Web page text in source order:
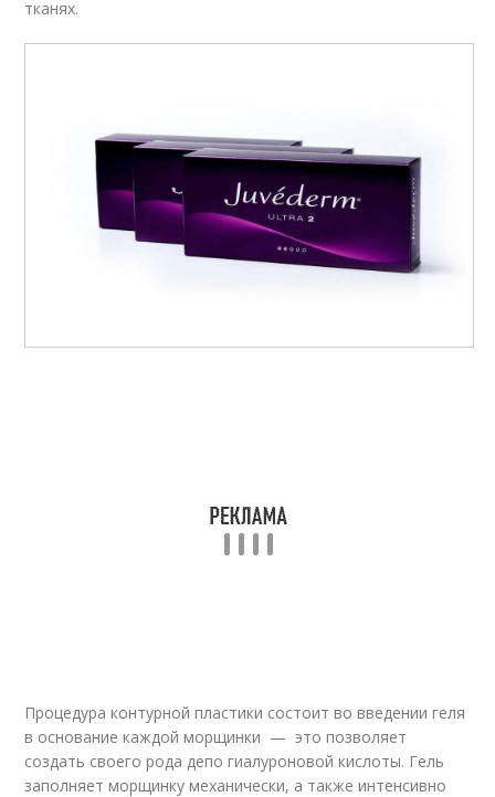
тканях.
Процедура контурной пластики состоит во введении геля
в основание каждой морщинки — это позволяет
создать своего рода депо гиалуроновой кислоты. Гель
заполняет морщинку механически, а также интенсивно